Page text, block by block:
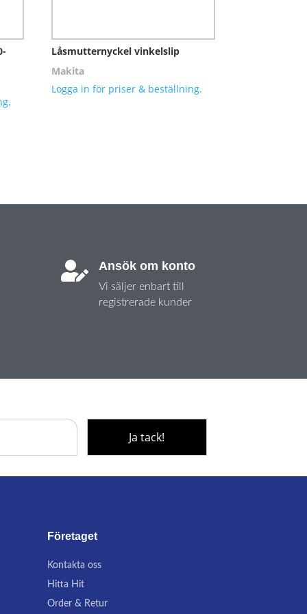
Låsmutternyckel vinkelslip
Makita
Logga in för priser & beställning.
 Ansök om konto
Vi säljer enbart till
registrerade kunder
Företaget
Kontakta oss
Hitta Hit
Order & Retur